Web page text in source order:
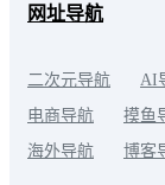
网址导航
二次元导航 AI
电商导航
摸鱼
海外导航
博客